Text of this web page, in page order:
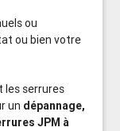
ou
ou bien votre
les serrures
un dépannage,
JPM à